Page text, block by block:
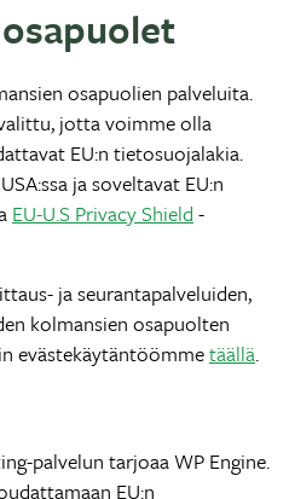
osapuolien palveluita.
jotta voimme olla
EU:n tietosuojalakia.
ja soveltavat EU:n
EU-U.S Privacy Shield -
ja seurantapalveluiden,
kolmansien osapuolten
evästekäytäntöömmetäällä.
palvelun tarjoaa WP Engine.
EU:n